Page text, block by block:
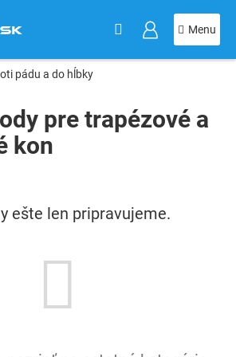
pádu a do hĺbky
pre trapézové a
kon
ešte len pripravujeme.